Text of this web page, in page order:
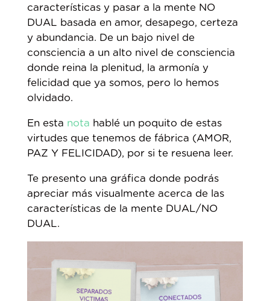
características y pasar a la mente NO
DUAL basada en amor, desapego, certeza
y abundancia. De un bajo nivel de
consciencia a un alto nivel de consciencia
donde reina la plenitud, la armonía y
felicidad que ya somos, pero lo hemos
olvidado.
En esta nota hablé un poquito de estas
virtudes que tenemos de fábrica (AMOR,
PAZ Y FELICIDAD), por si te resuena leer.
Te presento una gráfica donde podrás
apreciar más visualmente acerca de las
características de la mente DUAL/NO
DUAL.